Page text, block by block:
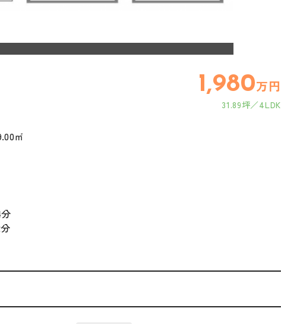
1,980万円
31.89坪 4LDK
㎡